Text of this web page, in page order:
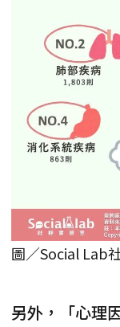
圖／Social Lab
另外，「心理